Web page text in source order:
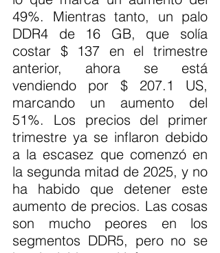
49%. Mientras tanto, un palo
DDR4 de 16 GB, que solía
costar $ 137 en el trimestre
anterior, ahora se está
vendiendo por $ 207.1 US,
marcando un aumento del
51%. Los precios del primer
trimestre ya se inflaron debido
a la escasez que comenzó en
la segunda mitad de 2025, y no
ha habido que detener este
aumento de precios. Las cosas
son mucho peores en los
segmentos DDR5, pero no se